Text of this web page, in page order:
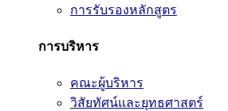
การรับรองหลักสูตร
การบริหาร
คณะผู้บริหาร
วิสัยทัศน์และยุทธศาสตร์